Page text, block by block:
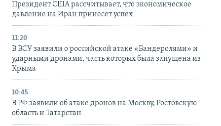
Президент США рассчитывает, что экономическое
давление на Иран принесет успех
11:20
В ВСУ заявили о российской атаке «Бандеролями» и
ударными дронами, часть которых была запущена из
Крыма
10:45
В РФ заявили об атаке дронов на Москву, Ростовскую
область и Татарстан